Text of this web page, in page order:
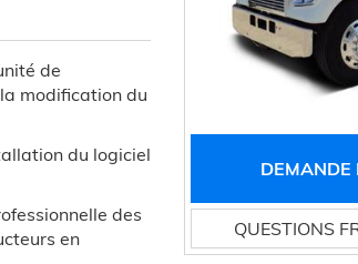
DEMANDE
QUESTIONS
de
modification du
du logiciel
des
en